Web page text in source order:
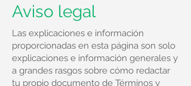
Aviso legal
Las explicaciones e información
proporcionadas en esta página son solo
explicaciones e información generales y
a grandes rasgos sobre cómo redactar
tu propio documento de Términos y